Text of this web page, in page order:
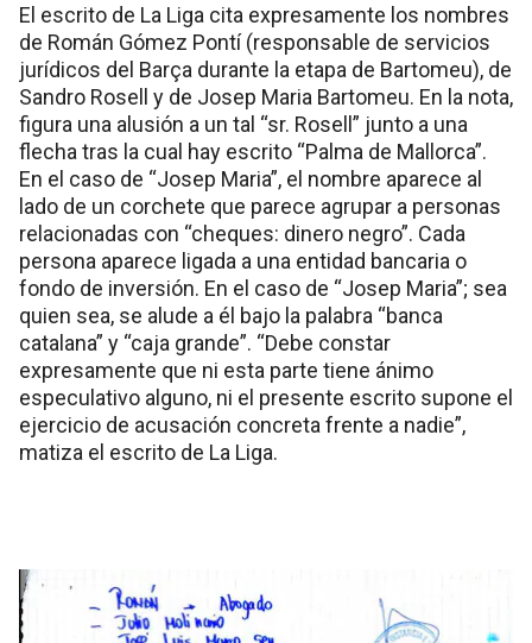
El escrito de La Liga cita expresamente los nombres
de Román Gómez Pontí (responsable de servicios
jurídicos del Barça durante la etapa de Bartomeu), de
Sandro Rosell y de Josep Maria Bartomeu. En la nota,
figura una alusión a un tal “sr. Rosell” junto a una
flecha tras la cual hay escrito “Palma de Mallorca”.
En el caso de “Josep Maria”, el nombre aparece al
lado de un corchete que parece agrupar a personas
relacionadas con “cheques: dinero negro”. Cada
persona aparece ligada a una entidad bancaria o
fondo de inversión. En el caso de “Josep Maria”; sea
quien sea, se alude a él bajo la palabra “banca
catalana” y “caja grande”. “Debe constar
expresamente que ni esta parte tiene ánimo
especulativo alguno, ni el presente escrito supone el
ejercicio de acusación concreta frente a nadie”,
matiza el escrito de La Liga.